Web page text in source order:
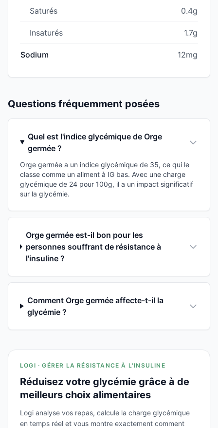
Saturés 0.4g
Insaturés 1.7g
Sodium 12mg
Questions fréquemment posées
Quel est l'indice glycémique de Orge
germée ?
Orge germée a un indice glycémique de 35, ce qui le
classe comme un aliment à IG bas. Avec une charge
glycémique de 24 pour 100g, il a un impact significatif
sur la glycémie.
Orge germée est-il bon pour les
personnes souffrant de résistance à
l'insuline ?
Comment Orge germée affecte-t-il la
glycémie ?
LOGI · GÉRER LA RÉSISTANCE À L'INSULINE
Réduisez votre glycémie grâce à de
meilleurs choix alimentaires
Logi analyse vos repas, calcule la charge glycémique
en temps réel et vous montre exactement comment